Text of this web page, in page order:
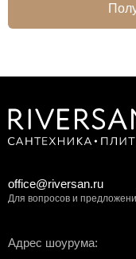
Адрес шоурума:
office@riversan.ru
Для вопросов и